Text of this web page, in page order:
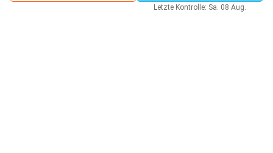
Letzte Kontrolle: Sa. 08 Aug.